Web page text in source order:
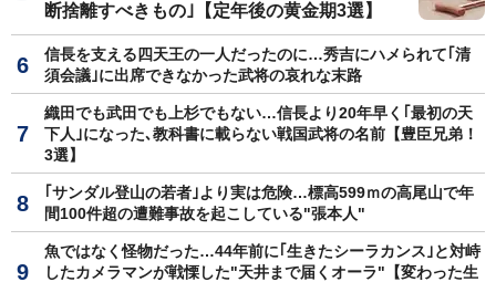
断捨離すべきもの｣【定年後の黄金期3選】
信長を支える四天王の一人だったのに…秀吉にハメられて｢清
須会議｣に出席できなかった武将の哀れな末路
織田でも武田でも上杉でもない…信長より20年早く｢最初の天
下人｣になった､教科書に載らない戦国武将の名前【豊臣兄弟！
3選】
｢サンダル登山の若者｣より実は危険…標高599ｍの高尾山で年
間100件超の遭難事故を起こしている"張本人"
魚ではなく怪物だった…44年前に｢生きたシーラカンス｣と対峙
したカメラマンが戦慄した"天井まで届くオーラ"【変わった生